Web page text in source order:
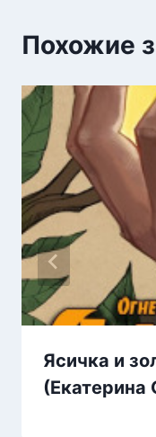
Похожие
Ясичка и
(Екатерина